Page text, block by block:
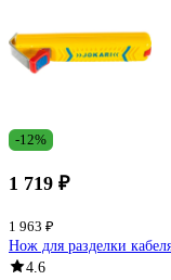
-12%
1 719 ₽
1 963 ₽
Нож для разделки
4.6